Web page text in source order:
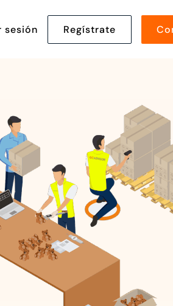
sesión Regístrate